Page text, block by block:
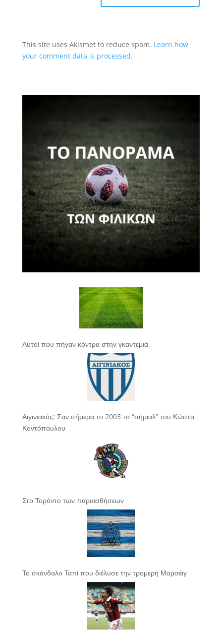
This site uses Akismet to reduce spam. Learn how
your comment data is processed.
Αυτοί που πήγαν κόντρα στην γκαντεμιά
Αιγινιακός: Σαν σήμερα το 2003 το “σήριαλ” του Κώστα
Κοντόπουλου
Στο Τορόντο των παραισθήσεων
Το σκάνδαλο Ταπί που διέλυσε την τρομερή Μαρσέιγ